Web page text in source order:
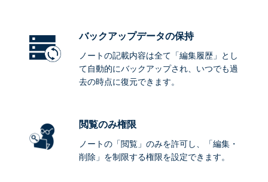
バックアップデータの保持
ノートの記載内容は全て「編集履歴」とし
て自動的にバックアップされ、いつでも過
去の時点に復元できます。
閲覧のみ権限
ノートの「閲覧」のみを許可し、「編集・
削除」を制限する権限を設定できます。